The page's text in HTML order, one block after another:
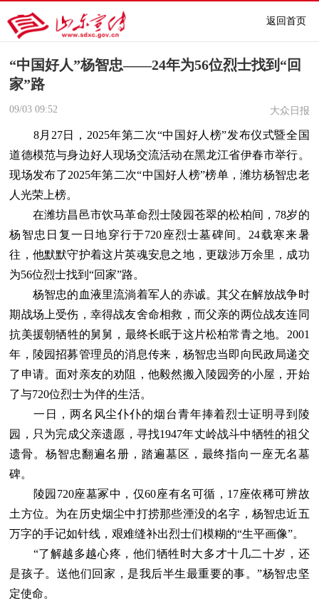
返回首页
“中国好人”杨智忠——24年为56位烈士找到“回
家”路
09/03 09:52 大众日报
8月27日，2025年第二次“中国好人榜”发布仪式暨全国
道德模范与身边好人现场交流活动在黑龙江省伊春市举行。
现场发布了2025年第二次“中国好人榜”榜单，潍坊杨智忠老
人光荣上榜。
在潍坊昌邑市饮马革命烈士陵园苍翠的松柏间，78岁的
杨智忠日复一日地穿行于720座烈士墓碑间。24载寒来暑
往，他默默守护着这片英魂安息之地，更跋涉万余里，成功
为56位烈士找到“回家”路。
杨智忠的血液里流淌着军人的赤诚。其父在解放战争时
期战场上受伤，幸得战友舍命相救，而父亲的两位战友连同
抗美援朝牺牲的舅舅，最终长眠于这片松柏常青之地。2001
年，陵园招募管理员的消息传来，杨智忠当即向民政局递交
了申请。面对亲友的劝阻，他毅然搬入陵园旁的小屋，开始
了与720位烈士为伴的生活。
一日，两名风尘仆仆的烟台青年捧着烈士证明寻到陵
园，只为完成父亲遗愿，寻找1947年丈岭战斗中牺牲的祖父
遗骨。杨智忠翻遍名册，踏遍墓区，最终指向一座无名墓
碑。
陵园720座墓冢中，仅60座有名可循，17座依稀可辨故
土方位。为在历史烟尘中打捞那些湮没的名字，杨智忠近五
万字的手记如针线，艰难缝补出烈士们模糊的“生平画像”。
“了解越多越心疼，他们牺牲时大多才十几二十岁，还
是孩子。送他们回家，是我后半生最重要的事。”杨智忠坚
定使命。